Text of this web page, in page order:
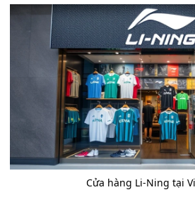
Cửa hàng Li-Ning tại